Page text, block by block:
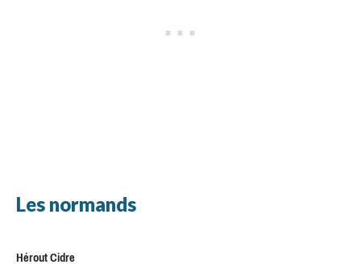
Les normands
Hérout Cidre